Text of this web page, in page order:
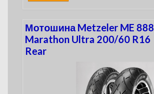
Мотошина Metzeler ME 888
Marathon Ultra 200/60 R16
Rear